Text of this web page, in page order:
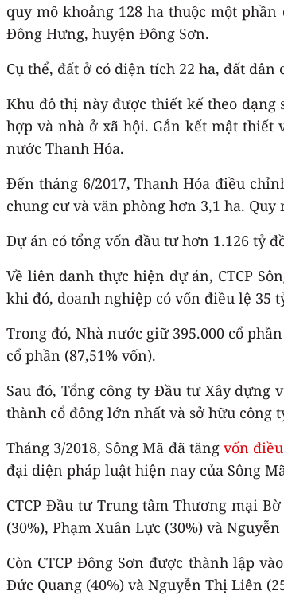
quy mô khoảng 128 ha thuộc một
Đông Hưng, huyện Đông Sơn.
Cụ thể, đất ở có diện tích 22 ha, đất
Khu đô thị này được thiết kế theo
hợp và nhà ở xã hội. Gắn kết mật thiết
nước Thanh Hóa.
Đến tháng 6/2017, Thanh Hóa điều
chung cư và văn phòng hơn 3,1 ha. Quy
Dự án có tổng vốn đầu tư hơn 1.126 tỷ
Về liên danh thực hiện dự án, CTCP
khi đó, doanh nghiệp có vốn điều lệ 35
Trong đó, Nhà nước giữ 395.000 cổ
cổ phần (87,51% vốn).
Sau đó, Tổng công ty Đầu tư Xây dựng
thành cổ đông lớn nhất và sở hữu công
Tháng 3/2018, Sông Mã đã tăng vốn
đại diện pháp luật hiện nay của Sông
CTCP Đầu tư Trung tâm Thương mại
(30%), Phạm Xuân Lực (30%) và Nguyễn
Còn CTCP Đông Sơn được thành lập
Đức Quang (40%) và Nguyễn Thị Liên